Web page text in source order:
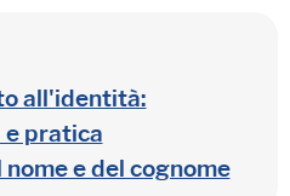
all'identità:
e pratica
e del cognome